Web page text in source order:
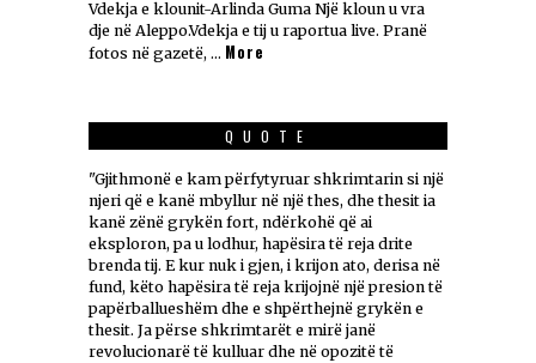
Vdekja e klounit-Arlinda Guma Një kloun u vra
dje në Aleppo.Vdekja e tij u raportua live. Pranë
fotos në gazetë, … More
QUOTE
"Gjithmonë e kam përfytyruar shkrimtarin si një
njeri që e kanë mbyllur në një thes, dhe thesit ia
kanë zënë grykën fort, ndërkohë që ai
eksploron, pa u lodhur, hapësira të reja drite
brenda tij. E kur nuk i gjen, i krijon ato, derisa në
fund, këto hapësira të reja krijojnë një presion të
papërballueshëm dhe e shpërthejnë grykën e
thesit. Ja përse shkrimtarët e mirë janë
revolucionarë të kulluar dhe në opozitë të